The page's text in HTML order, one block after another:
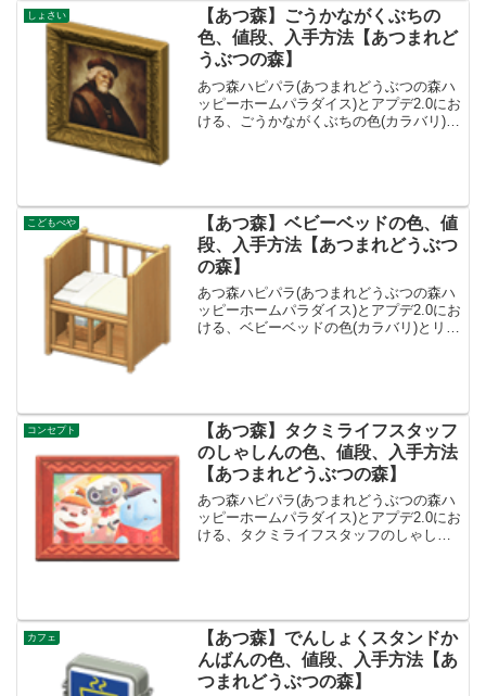
しょさい
【あつ森】ごうかながくぶちの
色、値段、入手方法【あつまれど
うぶつの森】
あつ森ハピパラ(あつまれどうぶつの森ハ
ッピーホームパラダイス)とアプデ2.0にお
ける、ごうかながくぶちの色(カラバリ)と
こどもべや
【あつ森】ベビーベッドの色、値
段、入手方法【あつまれどうぶつ
の森】
あつ森ハピパラ(あつまれどうぶつの森ハ
ッピーホームパラダイス)とアプデ2.0にお
ける、ベビーベッドの色(カラバリ)とリメ
コンセプト
【あつ森】タクミライフスタッフ
のしゃしんの色、値段、入手方法
【あつまれどうぶつの森】
あつ森ハピパラ(あつまれどうぶつの森ハ
ッピーホームパラダイス)とアプデ2.0にお
ける、タクミライフスタッフのしゃしん
カフェ
【あつ森】でんしょくスタンドか
んばんの色、値段、入手方法【あ
つまれどうぶつの森】